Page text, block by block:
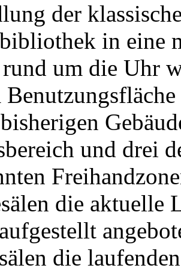
der
in eine
um die Uhr
und drei
die aktuelle
die